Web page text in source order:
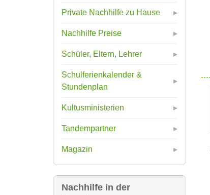
Private Nachhilfe zu Hause
Nachhilfe Preise
Schüler, Eltern, Lehrer
Schulferienkalender &
Stundenplan
Kultusministerien
Tandempartner
Magazin
Nachhilfe in der